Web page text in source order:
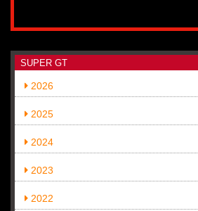
SUPER GT
2026
2025
2024
2023
2022